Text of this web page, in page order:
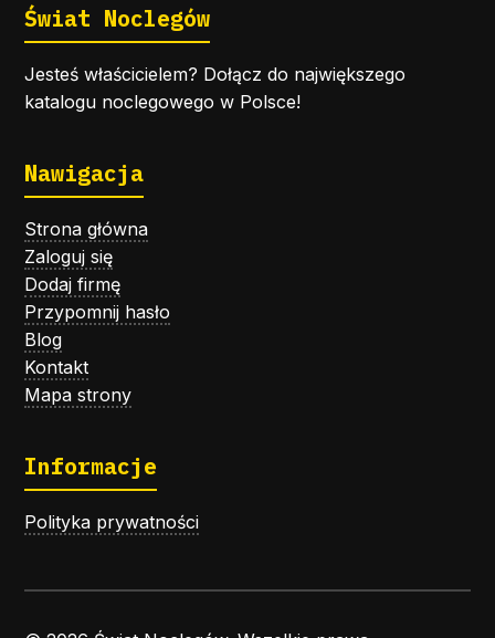
Świat Noclegów
Jesteś właścicielem? Dołącz do największego
katalogu noclegowego w Polsce!
Nawigacja
Strona główna
Zaloguj się
Dodaj firmę
Przypomnij hasło
Blog
Kontakt
Mapa strony
Informacje
Polityka prywatności